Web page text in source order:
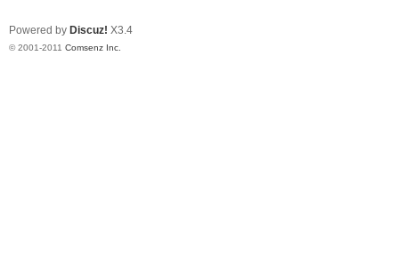
Powered by Discuz! X3.4
© 2001-2011 Comsenz Inc.